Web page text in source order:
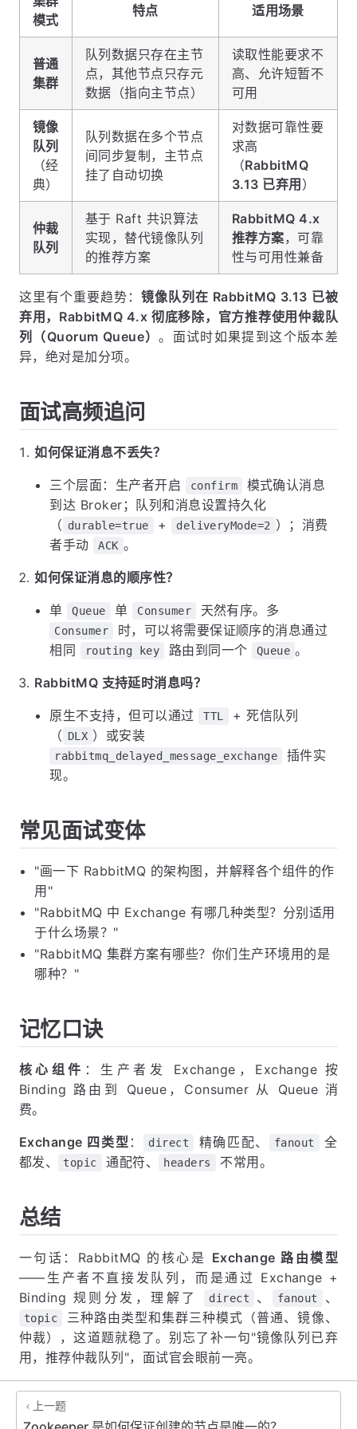
模式
特点 适用场景
普通
集群
队列数据只存在主节
点，其他节点只存元
数据（指向主节点）
读取性能要求不
高、允许短暂不
可用
镜像
队列
（经
典）
队列数据在多个节点
间同步复制，主节点
挂了自动切换
对数据可靠性要
求高
（RabbitMQ
3.13 已弃用）
仲裁
队列
基于 Raft 共识算法
实现，替代镜像队列
的推荐方案
RabbitMQ 4.x
推荐方案，可靠
性与可用性兼备
这里有个重要趋势： 镜像队列在 RabbitMQ 3.13 已被
弃用，RabbitMQ 4.x 彻底移除，官方推荐使用仲裁队
列（Quorum Queue）。面试时如果提到这个版本差
异，绝对是加分项。
面试高频追问
如何保证消息不丢失？
三个层面：生产者开启 confirm
模式确认消息
到达 Broker；队列和消息设置持久化
（ durable=true + deliveryMode=2 ）；消费
者手动
ACK 。
如何保证消息的顺序性？
单 Queue 单 Consumer 天然有序。多
Consumer
时，可以将需要保证顺序的消息通过
相同
routing key 路由到同一个 Queue 。
RabbitMQ 支持延时消息吗？
原生不支持，但可以通过 TTL
+ 死信队列
（ DLX ）或安装
rabbitmq_delayed_message_exchange
插件实
现。
常见面试变体
"画一下 RabbitMQ 的架构图，并解释各个组件的作
用"
"RabbitMQ 中 Exchange 有哪几种类型？分别适用
于什么场景？"
"RabbitMQ 集群方案有哪些？你们生产环境用的是
哪种？"
记忆口诀
核心组件 ：生产者发 Exchange，Exchange 按
Binding 路由到 Queue，Consumer 从 Queue 消
费。
Exchange 四类型 ： direct 精确匹配、 fanout
全
都发、
topic 通配符、 headers 不常用。
总结
一句话：RabbitMQ 的核心是 Exchange 路由模型
——生产者不直接发队列，而是通过 Exchange +
Binding 规则分发，理解了
direct 、 fanout 、
topic
三种路由类型和集群三种模式（普通、镜像、
仲裁），这道题就稳了。别忘了补一句"镜像队列已弃
用，推荐仲裁队列"，面试官会眼前一亮。
上一题